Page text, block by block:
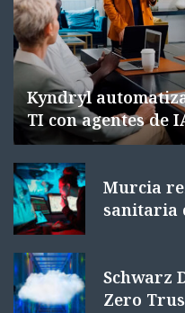
Kyndryl
TI con agentes de
Murcia
sanitaria
Schwarz
Zero